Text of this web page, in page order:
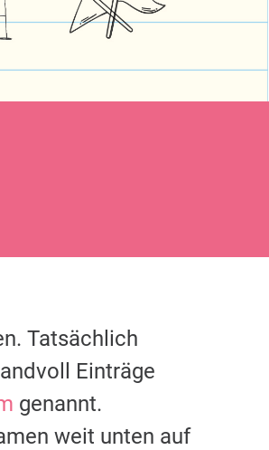
Tatsächlich
Einträge
genannt.
weit unten auf